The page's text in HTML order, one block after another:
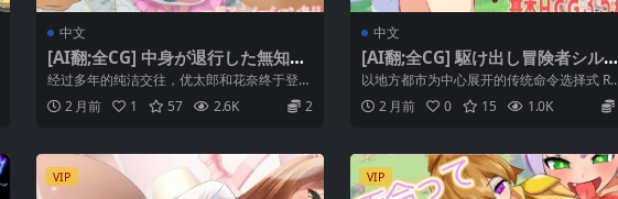
中文
[AI翻;全CG] 中身が退行した無知ム
チ妻が寝取られる [簡中]
经过多年的纯洁交往，优太郎和花奈终于登记
结婚。为了生育孩子，他们即将迎来彼此的
初...2 月前 1 57 2.6K 2
中文
[AI翻;全CG] 駆け出し冒険者シルフ
ィ [簡中]
以地方都市为中心展开的传统命令选择式 RP
G。故事通过在冒险者公会接受委托来推进...
2 月前 0 15 1.0K
VIP VIP